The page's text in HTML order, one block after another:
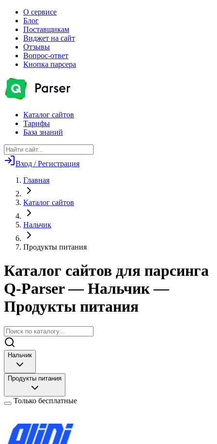
О сервисе
Блог
Поставщикам
Виджет на сайт
Отзывы
Вопрос-ответ
Кнопка парсера
Каталог сайтов
Тарифы
База знаний
Вход / Регистрация
Главная
Каталог сайтов
Нальчик
Продукты питания
Каталог сайтов для парсинга
Q-Parser— Нальчик —
Продукты питания
Нальчик
Продукты питания
Только бесплатные